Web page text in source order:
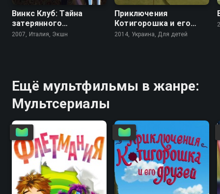
Винкс Клуб: Тайна
затерянного
королевства
2007, Италия, Экшн
Приключения
Котигорошка и его
друзей
2014, Украина, Для детей
Ещё мультфильмы в жанре:
Мультсериалы